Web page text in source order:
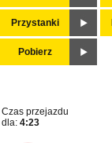
Przystanki
Pobierz
Czas przejazdu
dla: 4:23